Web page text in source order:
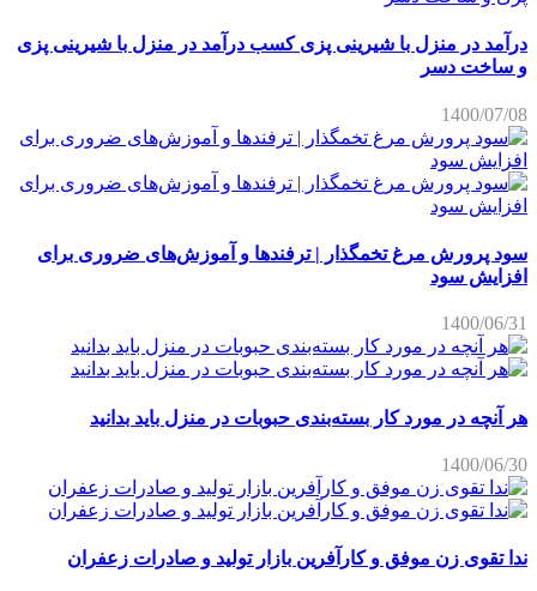
درآمد در منزل با شیرینی پزی کسب درآمد در منزل با شیرینی پزی
و ساخت دسر
1400/07/08
سود پرورش مرغ تخمگذار | ترفندها و آموزش‌های ضروری برای
افزایش سود
1400/06/31
هر آنچه در مورد کار بسته‌بندی حبوبات در منزل باید بدانید
1400/06/30
ندا تقوی زن موفق و کارآفرین بازار تولید و صادرات زعفران